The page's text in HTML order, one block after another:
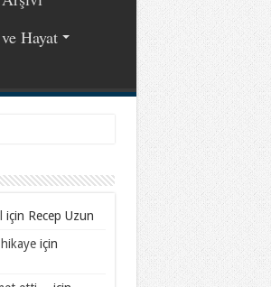
Hayat
için Recep Uzun
için